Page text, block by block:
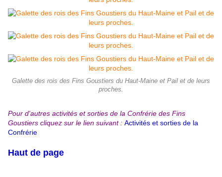
Galette des rois des Fins Goustiers du Haut-Maine et Pail et de leurs
proches.
Pour d'autres activités et sorties de la Confrérie des Fins
Goustiers cliquez sur le lien suivant : Activités et sorties de la
Confrérie
Haut de page